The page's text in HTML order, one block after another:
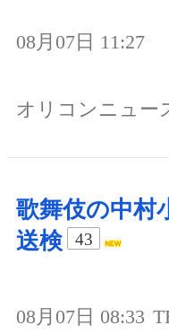
08月07日 11:27
オリコンニュー
歌舞伎の中村
送検
43
08月07日 08:33